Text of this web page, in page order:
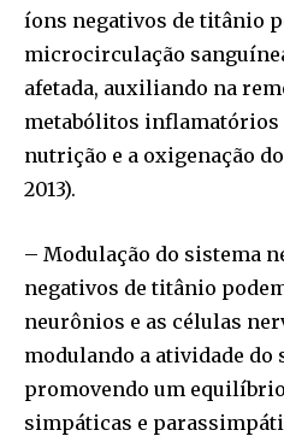
íons negativos de titânio
microcirculação
afetada, auxiliando na
metabólitos inflamatórios
nutrição e a oxigenação
2013).
– Modulação do sistema
negativos de titânio
neurônios e as células
modulando a atividade do
promovendo um
simpáticas e